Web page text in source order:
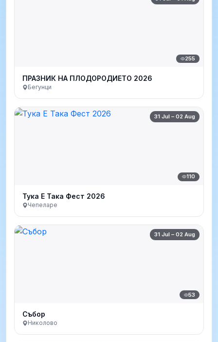
255
ПРАЗНИК НА ПЛОДОРОДИЕТО 2026
Бегунци
31 Jul – 02 Aug
110
Тука Е Така Фест 2026
Чепеларе
31 Jul – 02 Aug
53
Събор
Николово